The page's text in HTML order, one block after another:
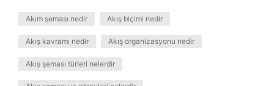
Akım şeması nedir Akış biçimi nedir
Akış kavramı nedir Akış organizasyonu nedir
Akış şeması türleri nelerdir